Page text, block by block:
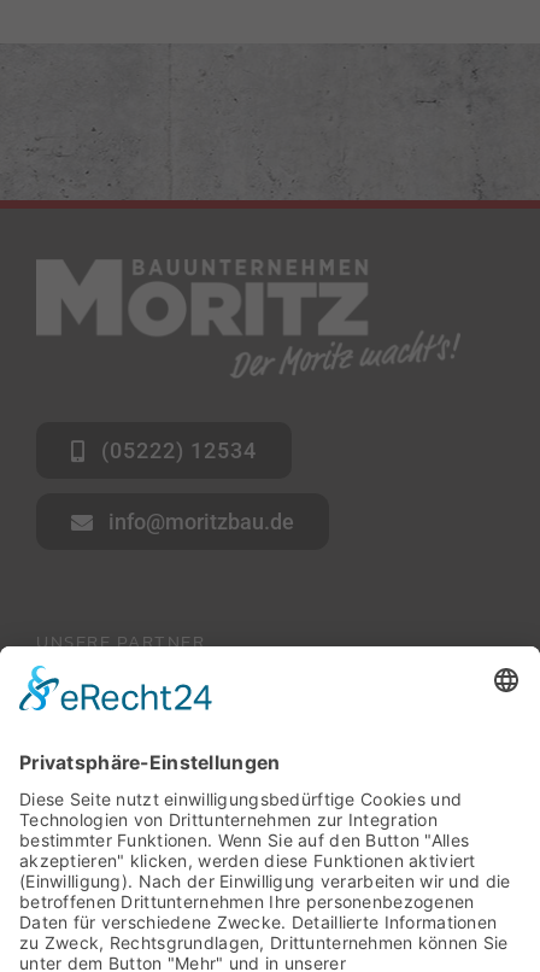
(05222) 12534
info@moritzbau.de
UNSERE PARTNER